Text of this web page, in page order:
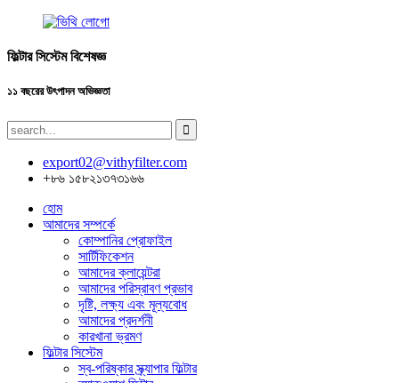
ফিল্টার সিস্টেম বিশেষজ্ঞ
১১ বছরের উৎপাদন অভিজ্ঞতা
export02@vithyfilter.com
+৮৬ ১৫৮২১৩৭৩১৬৬
হোম
আমাদের সম্পর্কে
কোম্পানির প্রোফাইল
সার্টিফিকেশন
আমাদের ক্লায়েন্টরা
আমাদের পরিস্রাবণ প্রভাব
দৃষ্টি, লক্ষ্য এবং মূল্যবোধ
আমাদের প্রদর্শনী
কারখানা ভ্রমণ
ফিল্টার সিস্টেম
স্ব-পরিষ্কার স্ক্র্যাপার ফিল্টার